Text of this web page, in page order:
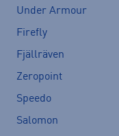
Under Armour
Firefly
Fjällräven
Zeropoint
Speedo
Salomon